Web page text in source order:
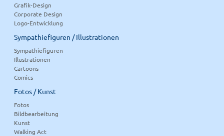
Grafik-Design
Corporate Design
Logo-Entwicklung
Sympathiefiguren / Illustrationen
Sympathiefiguren
Illustrationen
Cartoons
Comics
Fotos / Kunst
Fotos
Bildbearbeitung
Kunst
Walking Act